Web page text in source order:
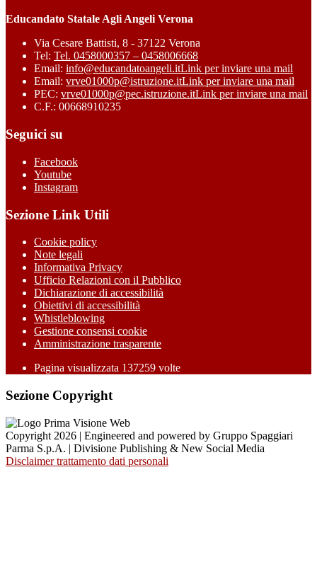
Educandato Statale Agli Angeli Verona
Via Cesare Battisti, 8 - 37122 Verona
Tel: Tel. 0458000357 – 0458006668
Email: info@educandatoangeli.itLink per inviare una mail
Email: vrve01000p@istruzione.itLink per inviare una mail
PEC: vrve01000p@pec.istruzione.itLink per inviare una mail
C.F.: 00668910235
Seguici su
Facebook
Youtube
Instagram
Sezione Link Utili
Cookie policy
Note legali
Informativa Privacy
Ufficio Relazioni con il Pubblico
Dichiarazione di accessibilità
Obiettivi di accessibilità
Whistleblowing
Gestione consensi cookie
Amministrazione trasparente
Pagina visualizzata 137259 volte
Sezione Copyright
Copyright 2026 | Engineered and powered by Gruppo Spaggiari
Parma S.p.A. | Divisione Publishing & New Social Media
Disclaimer trattamento dati personali